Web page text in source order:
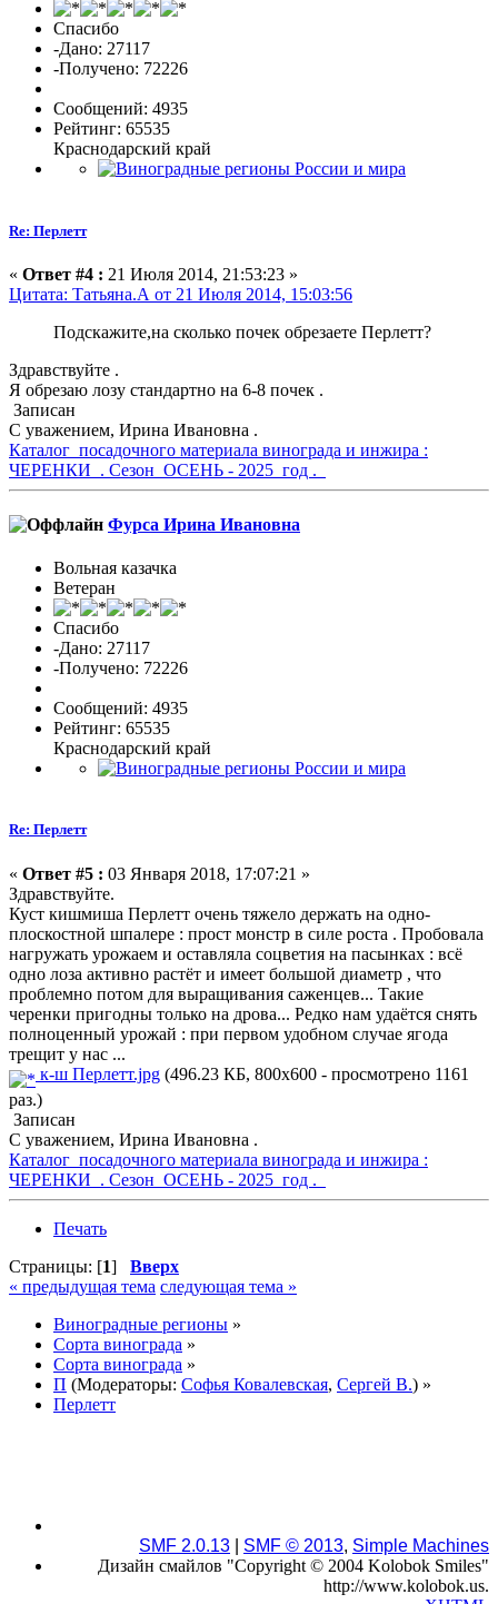
Спасибо
-Дано: 27117
-Получено: 72226
Сообщений: 4935
Рейтинг: 65535
Краснодарский край
Re: Перлетт
« Ответ #4 : 21 Июля 2014, 21:53:23 »
Цитата: Татьяна.А от 21 Июля 2014, 15:03:56
Подскажите,на сколько почек обрезаете Перлетт?
Здравствуйте .
Я обрезаю лозу стандартно на 6-8 почек .
Записан
С уважением, Ирина Ивановна .
Каталог посадочного материала винограда и инжира :
ЧЕРЕНКИ . Сезон ОСЕНЬ - 2025 год .
Фурса Ирина Ивановна
Вольная казачка
Ветеран
Спасибо
-Дано: 27117
-Получено: 72226
Сообщений: 4935
Рейтинг: 65535
Краснодарский край
Re: Перлетт
« Ответ #5 : 03 Января 2018, 17:07:21 »
Здравствуйте.
Куст кишмиша Перлетт очень тяжело держать на одно-
плоскостной шпалере : прост монстр в силе роста . Пробовала
нагружать урожаем и оставляла соцветия на пасынках : всё
одно лоза активно растёт и имеет большой диаметр , что
проблемно потом для выращивания саженцев... Такие
черенки пригодны только на дрова... Редко нам удаётся снять
полноценный урожай : при первом удобном случае ягода
трещит у нас ...
к-ш Перлетт.jpg (496.23 КБ, 800x600 - просмотрено 1161
раз.)
Записан
С уважением, Ирина Ивановна .
Каталог посадочного материала винограда и инжира :
ЧЕРЕНКИ . Сезон ОСЕНЬ - 2025 год .
Печать
Страницы: [1] Вверх
« предыдущая тема следующая тема »
Виноградные регионы »
Сорта винограда »
Сорта винограда »
П (Модераторы: Софья Ковалевская, Сергей В.) »
Перлетт
SMF 2.0.13 SMF © 2013, Simple Machines
Дизайн смайлов "Copyright © 2004 Kolobok Smiles"
http://www.kolobok.us.